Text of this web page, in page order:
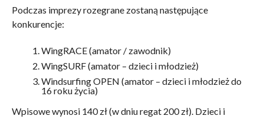
Podczas imprezy rozegrane zostaną następujące
konkurencje:
WingRACE (amator / zawodnik)
WingSURF (amator – dzieci i młodzież)
Windsurfing OPEN (amator – dzieci i młodzież do
16 roku życia)
Wpisowe wynosi 140 zł (w dniu regat 200 zł). Dzieci i